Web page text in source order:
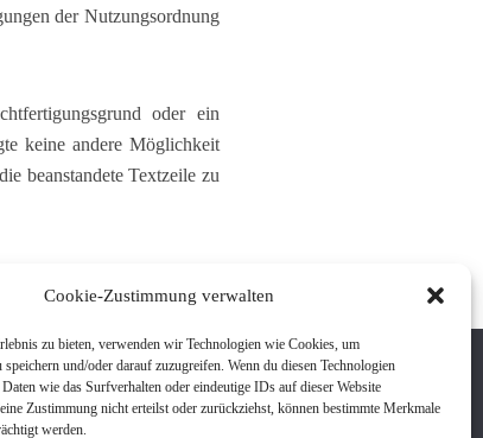
Cookie-Zustimmung verwalten
zu bieten, verwenden wir Technologien wie Cookies, um
und/oder darauf zuzugreifen. Wenn du diesen Technologien
wie das Surfverhalten oder eindeutige IDs auf dieser Website
Zustimmung nicht erteilst oder zurückziehst, können bestimmte Merkmale
werden.
der Nutzungsordnung
oder ein
keine andere Möglichkeit
beanstandete Textzeile zu